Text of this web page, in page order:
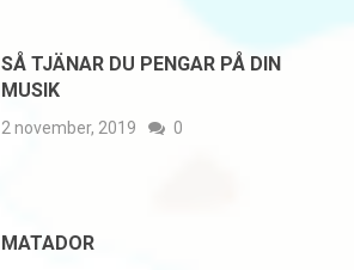
SÅ TJÄNAR DU PENGAR PÅ DIN
MUSIK
2 november, 2019 0
MATADOR